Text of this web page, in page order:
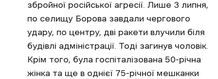
збройної російської агресії. Лише 3 липня,
по селищу Борова завдали чергового
удару, по центру, дві ракети влучили біля
будівлі адміністрації. Тоді загинув чоловік.
Крім того, була госпіталізована 50-річна
жінка та ще в однієї 75-річної мешканки